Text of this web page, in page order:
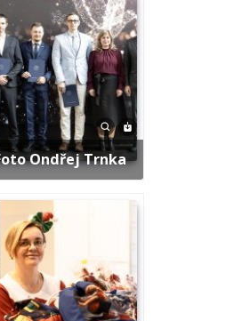
Foto Ondřej Trnka